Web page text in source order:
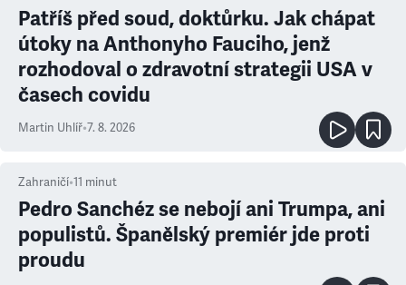
Patříš před soud, doktůrku. Jak chápat
útoky na Anthonyho Fauciho, jenž
rozhodoval o zdravotní strategii USA v
časech covidu
Martin Uhlíř•7. 8. 2026
Zahraničí•11 minut
Pedro Sanchéz se nebojí ani Trumpa, ani
populistů. Španělský premiér jde proti
proudu